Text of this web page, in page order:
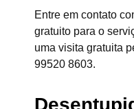
Entre em contato
gratuito para o
uma visita gratuita
99520 8603.